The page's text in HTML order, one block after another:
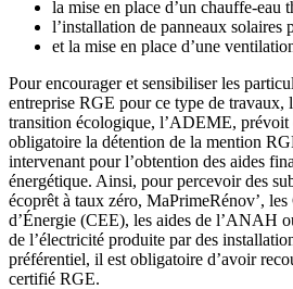
la mise en place d’un chauffe-eau
l’installation de panneaux solaires
et la mise en place d’une
Pour encourager et sensibiliser les
entreprise RGE pour ce type de travaux,
transition écologique, l’ADEME, prévoit
obligatoire la détention de la mention
intervenant pour l’obtention des aides
énergétique. Ainsi, pour percevoir des
écoprêt à taux zéro, MaPrimeRénov’,
d’Énergie (CEE), les aides de l’ANAH
de l’électricité produite par des
préférentiel, il est obligatoire d’avoir
certifié RGE.